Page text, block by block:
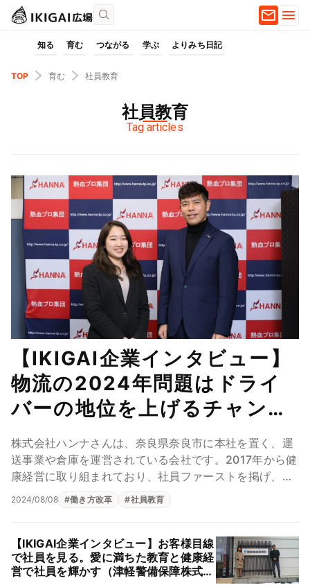
知る 育む つながる 学ぶ よりみち日記
TOP 育む 社員教育
社員教育
Tag articles
【IKIGAI企業インタビュー】
物流の2024年問題はドライ
バーの地位を上げるチャン
ス。“社員ファースト”経営が
人財を創る（株式会社ハン
ナ）
株式会社ハンナさんは、奈良県奈良市に本社を置く、運
送事業や倉庫を運営されている会社です。2017年から健
康経営に取り組まれており、社員ファーストを掲げ、働
き方改革や社員教育に尽力されています。今回は「...
2024/08/08 #働き方改革 #社員教育
【IKIGAI企業インタビュー】お客様目線
で社員を見る。愛に満ちた教育と健康経
営で社員を輝かす（津軽警備保障株式会